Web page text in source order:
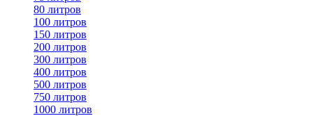
80 литров
100 литров
150 литров
200 литров
300 литров
400 литров
500 литров
750 литров
1000 литров